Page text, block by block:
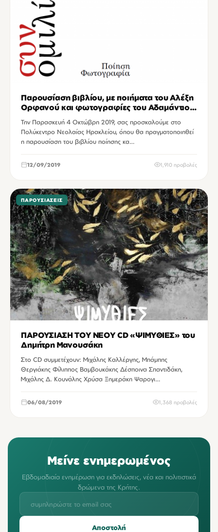
Παρουσίαση βιβλίου, με ποιήματα του Αλέξη
Ορφανού και φωτογραφίες του Αδαμάντιου
Σφυρικάκη, στο Πολύκεντρο Νεολαίας
Ηρακλείου.
Την Παρασκευή 4 Οκτώβρη 2019, σας προσκαλούμε στο
Πολύκεντρο Νεολαίας Ηρακλείου, όπου θα πραγματοποιηθεί
η παρουσίαση του βιβλίου ποίησης κα…
12/09/2019 1,910 προβολές
ΠΑΡΟΥΣΙΆΣΕΙΣ
ΠΑΡΟΥΣΙΑΣΗ ΤΟΥ ΝΕΟΥ CD «ΨΙΜΥΘΙΕΣ» του
Δημήτρη Μανουσάκη
Στο CD συμμετέχουν: Μιχάλης Καλλέργης, Μπάμπης
Θεργιάκης Φίλιππος Βαμβουκάκης Δέσποινα Σπαντιδάκη,
Μιχάλης Δ. Κουνάλης Χρύσα Ξημεράκη Ψαρογι…
06/08/2019 1,368 προβολές
Μείνε ενημερωμένος
Εβδομαδιαία ενημέρωση για εκδηλώσεις, νέα και πολιτιστικά
δρώμενα της Κρήτης.
Αποστολή